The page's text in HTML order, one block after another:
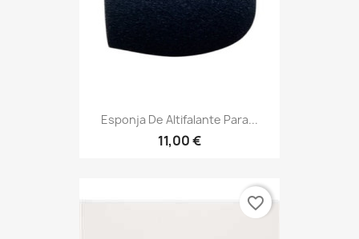
Esponja De Altifalante Para...
11,00 €
favorite_border